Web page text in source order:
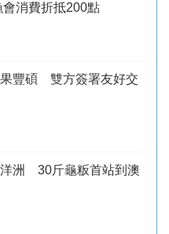
消費折抵200點
豐碩 雙方簽署友好交
洲 30斤龜粄首站到澳